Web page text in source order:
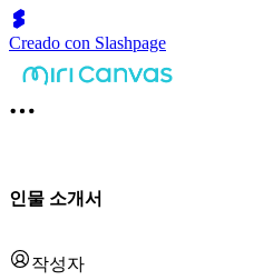
Creado con Slashpage
인물 소개서
작성자